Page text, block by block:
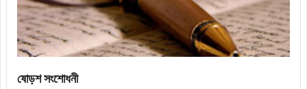
ষোড়শ সংশোধনী